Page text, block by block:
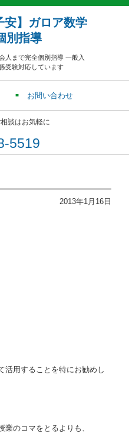
安】ガロア数学
別指導
人まで完全個別指導 一般入
受験対応しています
お問い合わせ
談はお気軽に
5519
2013年1月16日
活用することを特にお勧めし
のコマをとるよりも、